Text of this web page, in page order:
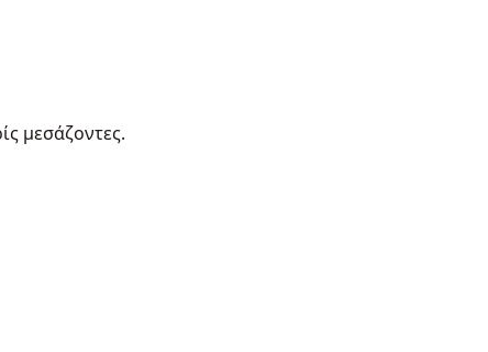
μεσάζοντες.